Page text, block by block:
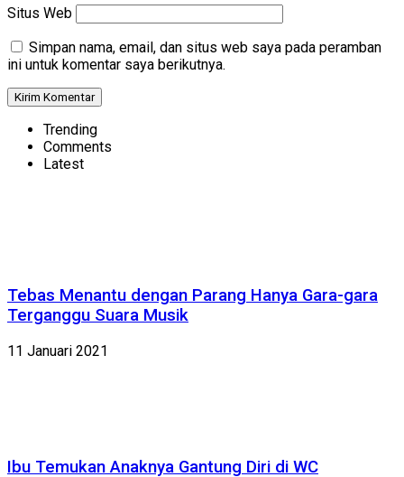
Situs Web
Simpan nama, email, dan situs web saya pada peramban
ini untuk komentar saya berikutnya.
Trending
Comments
Latest
Tebas Menantu dengan Parang Hanya Gara-gara
Terganggu Suara Musik
11 Januari 2021
Ibu Temukan Anaknya Gantung Diri di WC